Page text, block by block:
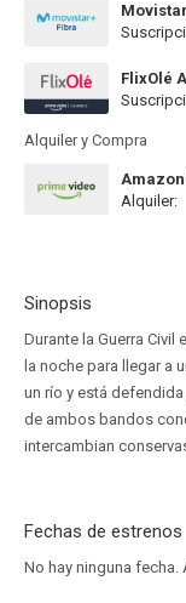
FlixOlé
Alquiler y Compra
Alquiler:
Sinopsis
Durante la Guerra
la noche para llegar a
un río y está
de ambos bandos
intercambian
Fechas de estrenos
No hay ninguna fecha.